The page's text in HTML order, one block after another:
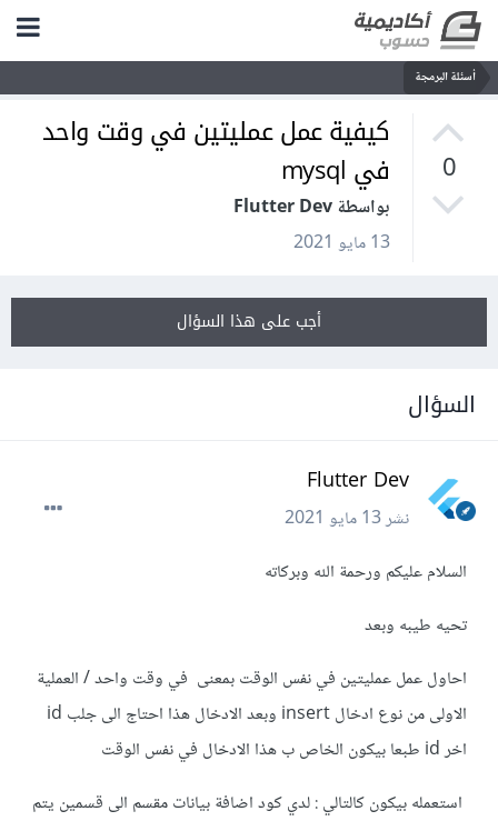
أسئلة البرمجة
0
كيفية عمل عمليتين في وقت واحد
في mysql
بواسطة Flutter Dev
13 مايو 2021
أجب على هذا السؤال
السؤال
Flutter Dev
نشر13 مايو 2021
السلام عليكم ورحمة الله وبركاته
تحيه طيبه وبعد
احاول عمل عمليتين في نفس الوقت بمعنى في وقت واحد / العملية
الاولى من نوع ادخال insert وبعد الادخال هذا احتاج الى جلب id
اخر id طبعا بيكون الخاص ب هذا الادخال في نفس الوقت
استعمله بيكون كالتالي : لدي كود اضافة بيانات مقسم الى قسمين يتم